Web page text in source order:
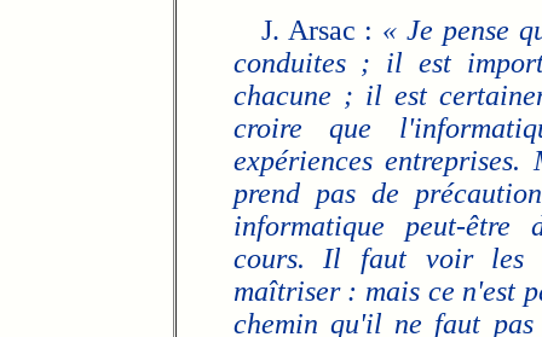
J. Arsac : « Je pense
conduites ; il est
chacune ; il est
croire que
expériences
prend pas de
informatique peut-être
cours. Il faut voir les
maîtriser : mais ce n'est
chemin qu'il ne faut